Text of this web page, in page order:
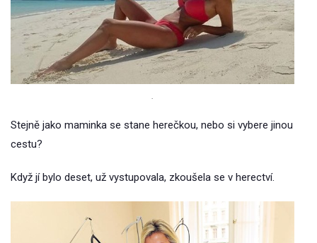
.
Stejně jako maminka se stane herečkou, nebo si vybere jinou
cestu?
Když jí bylo deset, už vystupovala, zkoušela se v herectví.